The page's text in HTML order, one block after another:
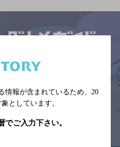
時間などの掲載情報については、
くださいますようお願い申し上げま
す。
：ぐるなび
情報が含まれているため、 20
としています。
でご入力下さい。